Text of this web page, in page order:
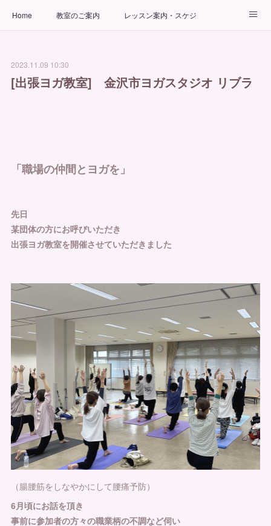
Home 教室のご案内 レッスン案内・スケジュール
お問い合わせ 出張ヨガ教室
2023.11.09 10:30
[出張ヨガ教室] 金沢市ヨガスタジオ リブラ
「職場の仲間とヨガを」
先日
某団体の方にお呼びいただき
出張ヨガ教室を開催させていただきました
（腸腰筋をしなやかにして腰痛予防）
6月頃にお話を頂き
事前に参加者の方々の職業柄の不調など伺い